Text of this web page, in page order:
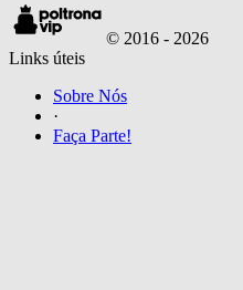
© 2016 - 2026
Links úteis
Sobre Nós
·
Faça Parte!